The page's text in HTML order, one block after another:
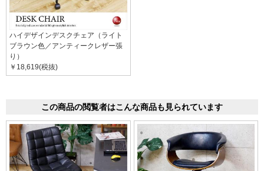
ハイデザインデスクチェア（ライト
ブラウン色／アンティークレザー張
り）
￥18,619(税抜)
この商品の閲覧者はこんな商品も見られています